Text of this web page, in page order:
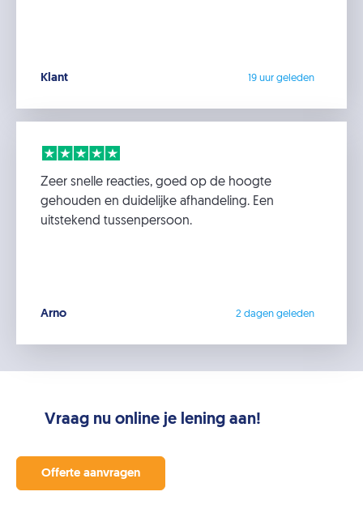
Klant 19 uur geleden
Zeer snelle reacties, goed op de hoogte
gehouden en duidelijke afhandeling. Een
uitstekend tussenpersoon.
Arno 2 dagen geleden
Vraag nu online je lening aan!
Offerte aanvragen